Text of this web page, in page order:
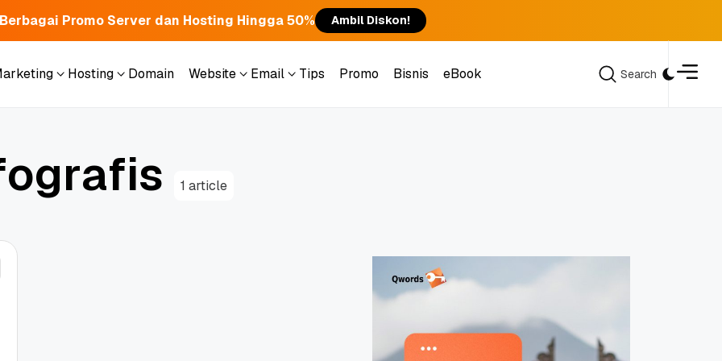
Promo Server dan Hosting Hingga 50% Ambil Diskon!
Hosting
Domain
Website
Email
Tips
Promo
Bisnis
eBook
Search
ografis 1 article